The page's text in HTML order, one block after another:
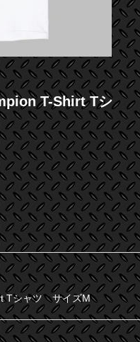
T-Shirt Tシ
Tシャツ サイズM